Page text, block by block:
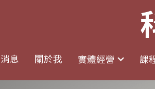
息 關於我 實體經營 課
息 關於我 實體經營 課